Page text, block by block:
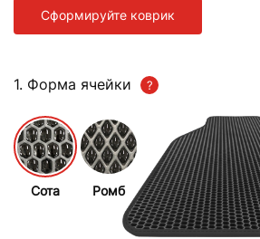
Сформируйте коврик
1. Форма ячейки
Сота Ромб